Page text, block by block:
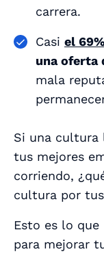
carrera.
Casi el
una oferta
mala
Si una cultura
tus mejores
corriendo,
cultura por
Esto es lo
para mejorar